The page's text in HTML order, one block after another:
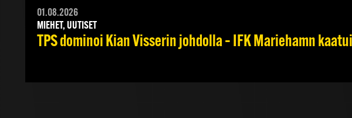
01.08.2026
MIEHET, UUTISET
TPS dominoi Kian Visserin johdolla – IFK Mariehamn